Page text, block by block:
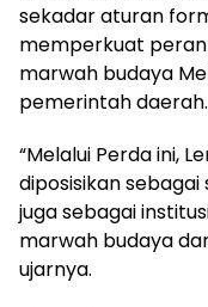
sekadar aturan
memperkuat
marwah budaya
pemerintah daerah.
“Melalui Perda ini,
diposisikan
juga sebagai
marwah budaya
ujarnya.